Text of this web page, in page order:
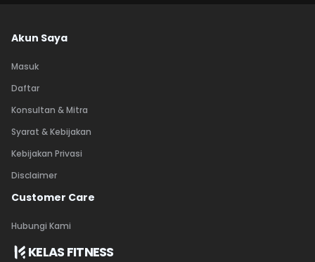
Akun Saya
Masuk
Daftar
Konsultan & Mitra
Syarat & Kebijakan
Kebijakan Privasi
Disclaimer
Customer Care
Hubungi Kami
KELAS FITNESS